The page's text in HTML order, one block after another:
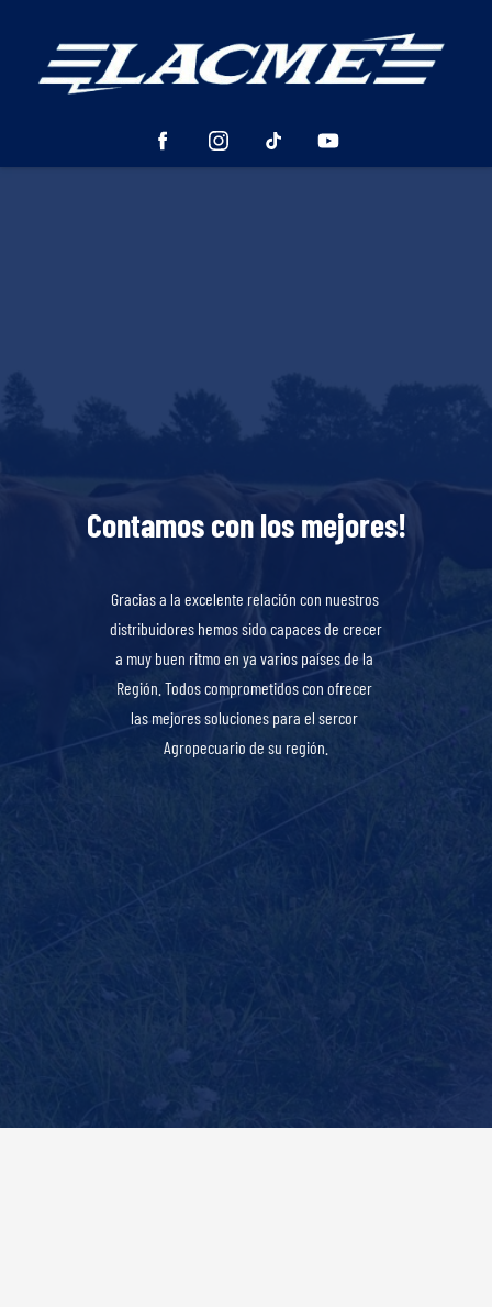
Contamos con los mejores!
Gracias a la excelente relación con nuestros
distribuidores hemos sido capaces de crecer
a muy buen ritmo en ya varios países de la
Región. Todos comprometidos con ofrecer
las mejores soluciones para el sercor
Agropecuario de su región.